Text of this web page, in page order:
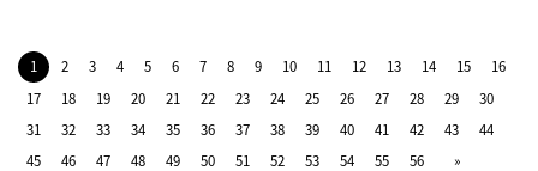
1 2 3 4 5 6 7 8 9 10 11 12 13 14 15
16
17
18 19 20 21 22 23 24 25 26 27 28 29
30
31
32 33 34 35 36 37 38 39 40 41 42 43
44
45
46 47 48 49 50 51 52 53 54 55 56